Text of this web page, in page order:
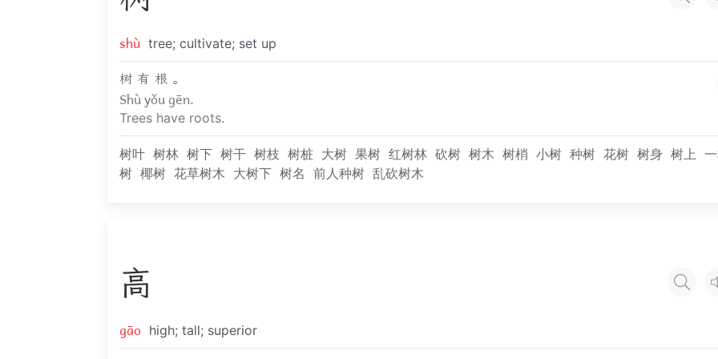
shù tree; cultivate; set up
树 有 根 。
Shù yǒu gēn.
Trees have roots.
树叶 树林 树下 树干 树枝 树桩 大树 果树 红树林 砍树 树木 树梢 小树 种树 花树 树身 树上
树 椰树 花草树木 大树下 树名 前人种树 乱砍树木
高
gāo high; tall; superior